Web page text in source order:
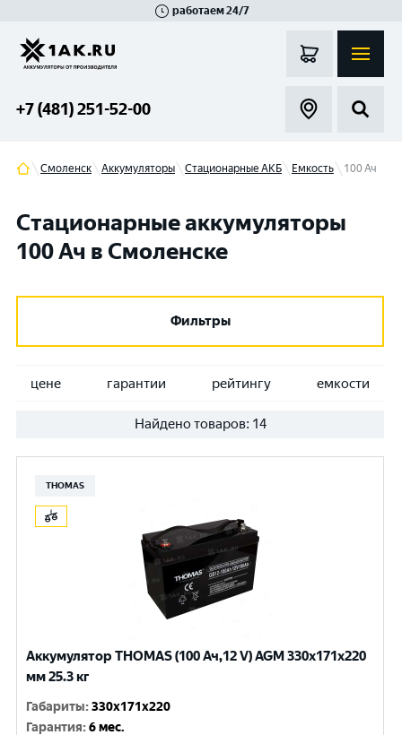
работаем 24/7
+7 (481) 251-52-00
Смоленск Аккумуляторы Стационарные АКБ Емкость 100 Ач
Стационарные аккумуляторы
100 Ач в Смоленске
Фильтры
цене гарантии рейтингу емкости
Найдено товаров: 14
THOMAS
Аккумулятор THOMAS (100 Ач,12 V) AGM 330x171x220
мм 25.3 кг
Габариты:330x171x220
Гарантия:6 мес.
Гатчина